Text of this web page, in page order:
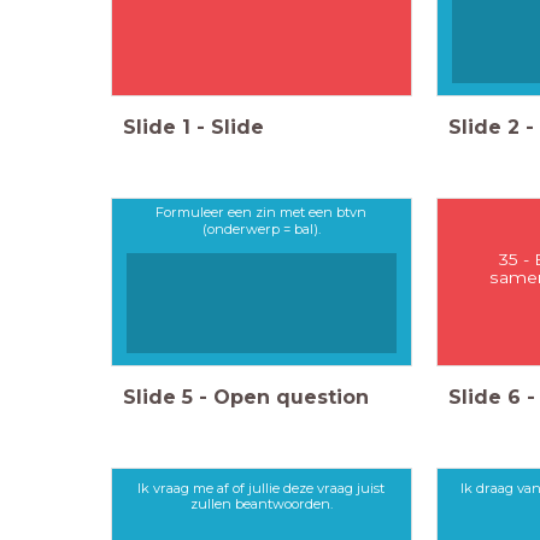
Slide 1 - Slide Slide 2 -
Formuleer een zin met een btvn
(onderwerp = bal).
Slide 5 - Open question
35 -
Slide 6 -
Ik vraag me af of jullie deze vraag juist
zullen beantwoorden.
Ik draag